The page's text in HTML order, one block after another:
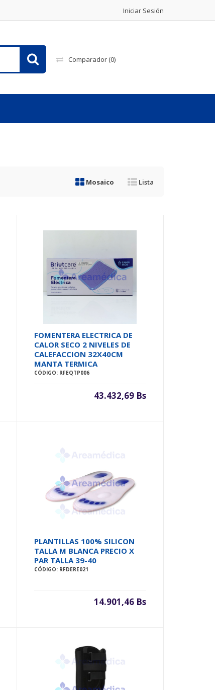
Iniciar Sesión
Comparador (0)
Mosaico Lista
FOMENTERA ELECTRICA DE
CALOR SECO 2 NIVELES DE
CALEFACCION 32X40CM
MANTA TERMICA
CÓDIGO: RFEQTP006
43.432,69 Bs
PLANTILLAS 100% SILICON
TALLA M BLANCA PRECIO X
PAR TALLA 39-40
CÓDIGO: RFDERE021
14.901,46 Bs